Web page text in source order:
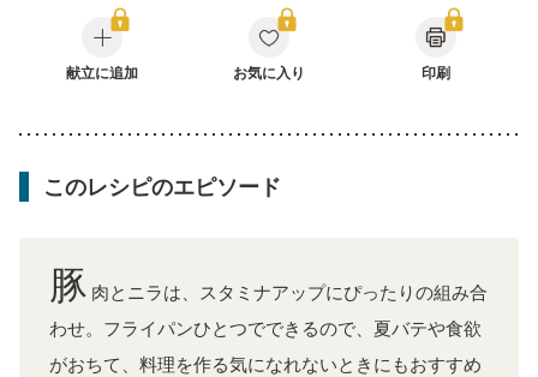
糖尿病性腎症（第１期）
糖尿病性腎症（第２期）
糖尿病性腎症（第３期）
CKD（ステージ１）
CKD（ステージ２）
乳がん（抗がん剤治療中）
大腸がん治療を終えた方・経過観察中の方
妊婦健診・体重増加が気になる（初期）
妊婦健診・血圧が気になる（初期）
妊娠糖尿病(初期)
産後（母乳）
産後（混合栄養）
産後（ミルク）
骨折 骨粗しょう症
関節リウマチ
献立に追加 お気に入り 印刷
このレシピのエピソード
豚 肉とニラは、スタミナアップにぴったりの組み合
わせ。フライパンひとつでできるので、夏バテや食欲
がおちて、料理を作る気になれないときにもおすすめ